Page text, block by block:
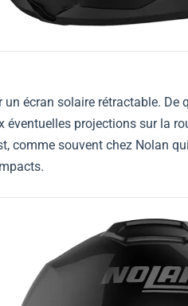
un écran solaire rétractable.
projections sur la
comme souvent chez Nolan